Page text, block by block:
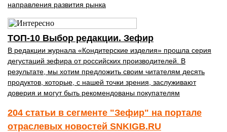
направления развития рынка
ТОП-10 Выбор редакции. Зефир
В редакции журнала «Кондитерские изделия» прошла серия
дегустаций зефира от российских производителей. В
результате, мы хотим предложить своим читателям десять
продуктов, которые, с нашей точки зрения, заслуживают
доверия и могут быть рекомендованы покупателям
204 статьи в сегменте "Зефир" на портале
отраслевых новостей SNKIGB.RU